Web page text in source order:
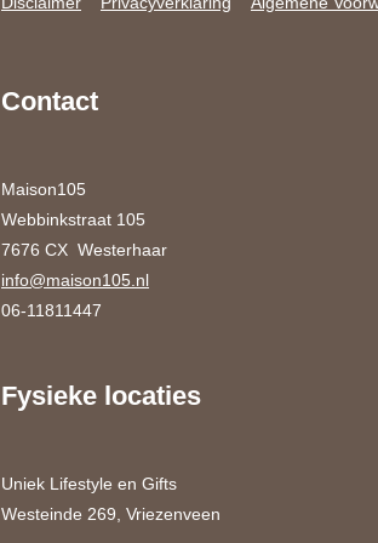
Contact
Maison105
Webbinkstraat 105
7676 CX Westerhaar
info@maison105.nl
06-11811447
Fysieke locaties
Uniek Lifestyle en Gifts
Westeinde 269, Vriezenveen